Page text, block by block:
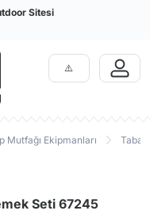
Sitesi
Mutfağı Ekipmanları
Seti 67245